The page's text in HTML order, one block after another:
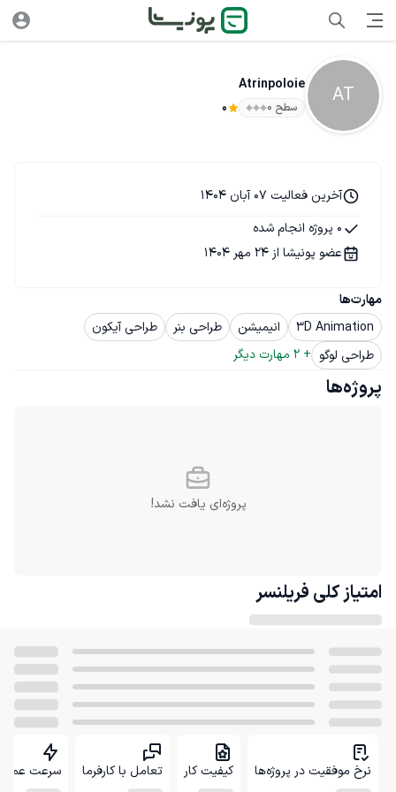
AT
Atrinpoloie
سطح ۰ 0
مهارت‌ها
3D Animation
انیمیشن طراحی بنر
طراحی آیکون
طراحی لوگو +
2 مهارت دیگر
آخرین فعالیت 07 آبان 1404
0 پروژه انجام شده
عضو پونیشا از 24 مهر 1404
پروژه‌ها
پروژه‌ای یافت نشد!
امتیاز کلی فریلنسر
نرخ موفقیت در پروژه‌ها کیفیت کار تعامل با کارفرما سرعت عمل